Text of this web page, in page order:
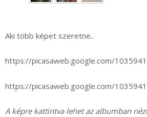
Aki több képet szeretne..
https://picasaweb.google.com/
https://picasaweb.google.com/
A képre kattintva lehet az albumban